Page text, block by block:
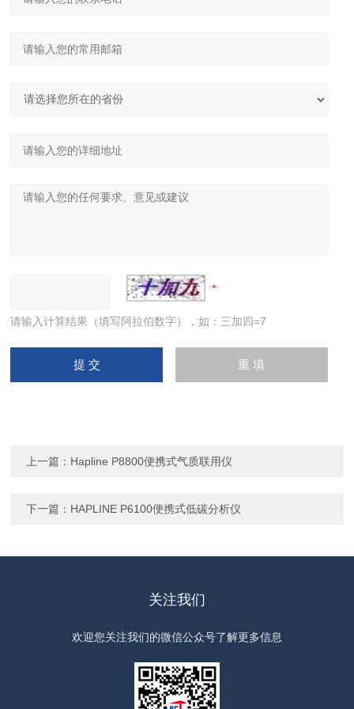
请输入计算结果（填写阿拉伯数字），如：三加四=7
上一篇： Hapline P8800便携式气质联用仪
下一篇： HAPLINE P6100便携式低碳分析仪
关注我们
欢迎您关注我们的微信公众号了解更多信息